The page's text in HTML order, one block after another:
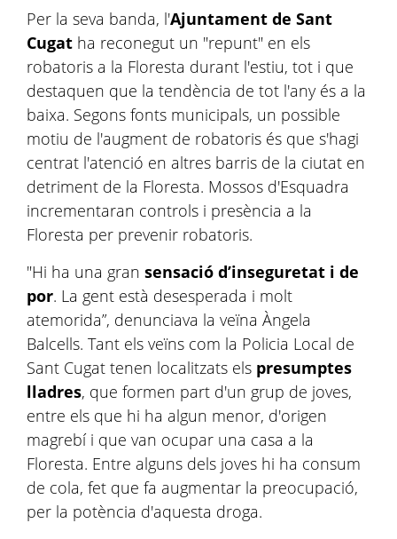
Per la seva banda, l'Ajuntament de Sant
Cugat ha reconegut un "repunt" en els
robatoris a la Floresta durant l'estiu, tot i que
destaquen que la tendència de tot l'any és a la
baixa. Segons fonts municipals, un possible
motiu de l'augment de robatoris és que s'hagi
centrat l'atenció en altres barris de la ciutat en
detriment de la Floresta. Mossos d'Esquadra
incrementaran controls i presència a la
Floresta per prevenir robatoris.
"Hi ha una gran sensació d’inseguretat i de
por. La gent està desesperada i molt
atemorida”, denunciava la veïna Àngela
Balcells. Tant els veïns com la Policia Local de
Sant Cugat tenen localitzats els presumptes
lladres, que formen part d'un grup de joves,
entre els que hi ha algun menor, d'origen
magrebí i que van ocupar una casa a la
Floresta. Entre alguns dels joves hi ha consum
de cola, fet que fa augmentar la preocupació,
per la potència d'aquesta droga.